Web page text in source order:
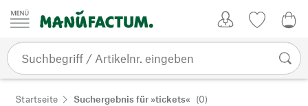
Zum Inhalt springen
Startseite Suchergebnis für »tickets« (0)